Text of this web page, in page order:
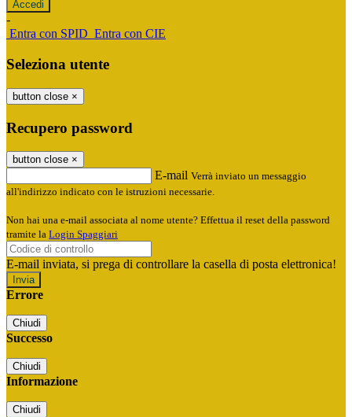
-
Entra con SPID Entra con CIE
Seleziona utente
button close ×
Recupero password
button close ×
E-mail Verrà inviato un messaggio
all'indirizzo indicato con le istruzioni necessarie.
Non hai una e-mail associata al nome utente? Effettua il reset della password
tramite la Login Spaggiari
E-mail inviata, si prega di controllare la casella di posta elettronica!
Errore
Chiudi
Successo
Chiudi
Informazione
Chiudi